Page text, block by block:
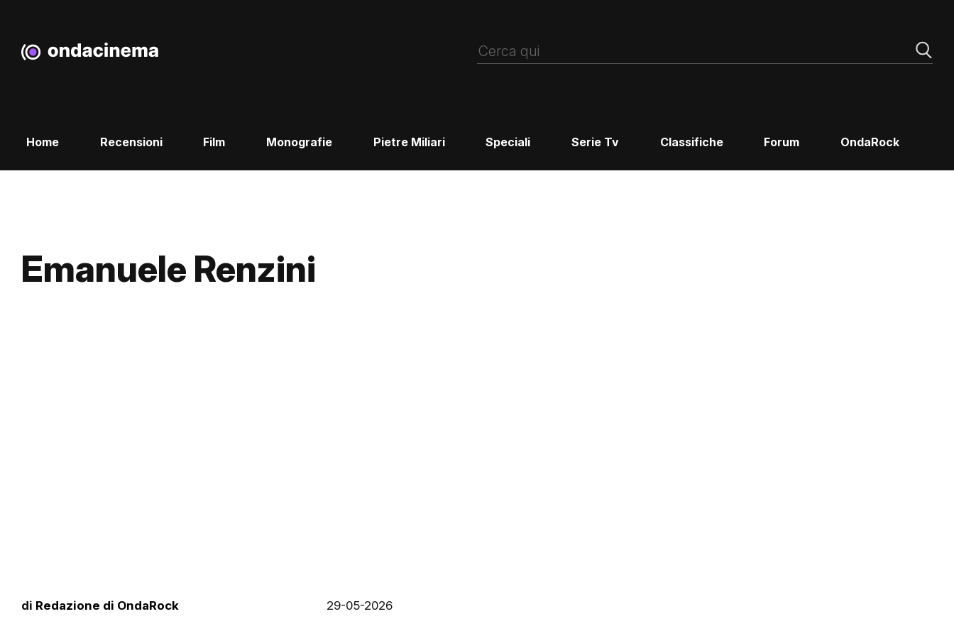
Home Recensioni Film Monografie Pietre Miliari Speciali Serie Tv Classifiche Forum OndaRock
Emanuele Renzini
di Redazione di OndaRock 29-05-2026